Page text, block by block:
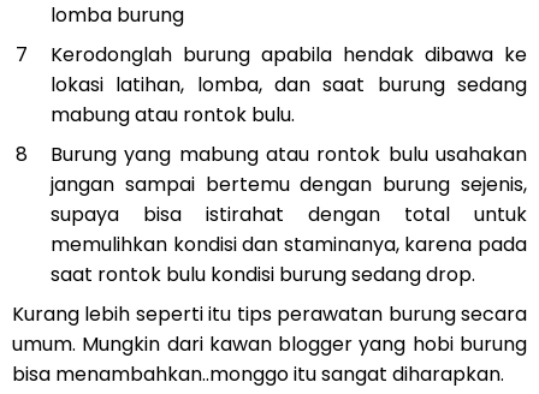
lomba burung
Kerodonglah burung apabila hendak dibawa ke
lokasi latihan, lomba, dan saat burung sedang
mabung atau rontok bulu.
Burung yang mabung atau rontok bulu usahakan
jangan sampai bertemu dengan burung sejenis,
supaya bisa istirahat dengan total untuk
memulihkan kondisi dan staminanya, karena pada
saat rontok bulu kondisi burung sedang drop.
Kurang lebih seperti itu tips perawatan burung secara
umum. Mungkin dari kawan blogger yang hobi burung
bisa menambahkan..monggo itu sangat diharapkan.